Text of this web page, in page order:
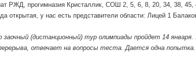
РЖД, прогимназия Кристаллик, СОШ 2, 5, 6, 8, 20, 34, 38,
открытая, у нас есть представители области: Лицей 1
(дистанционный) тур олимпиады пройдет 14
отвечает на вопросы теста. Дается одна